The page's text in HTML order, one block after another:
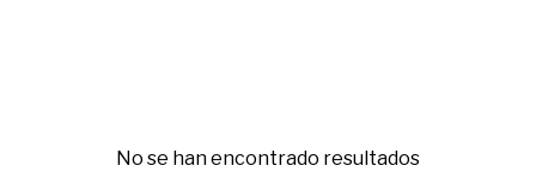
No se han encontrado resultados